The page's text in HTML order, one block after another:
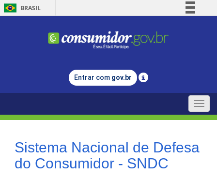
BRASIL
Comunica BR
Legislação
Entrar com gov.br
Toggle
Sistema Nacional de Defesa
do Consumidor - SNDC